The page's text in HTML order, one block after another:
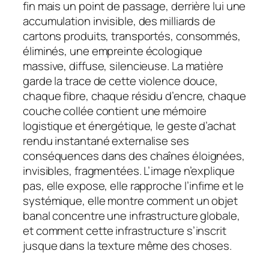
fin mais un point de passage, derrière lui une
accumulation invisible, des milliards de
cartons produits, transportés, consommés,
éliminés, une empreinte écologique
massive, diffuse, silencieuse. La matière
garde la trace de cette violence douce,
chaque fibre, chaque résidu d’encre, chaque
couche collée contient une mémoire
logistique et énergétique, le geste d’achat
rendu instantané externalise ses
conséquences dans des chaînes éloignées,
invisibles, fragmentées. L’image n’explique
pas, elle expose, elle rapproche l’infime et le
systémique, elle montre comment un objet
banal concentre une infrastructure globale,
et comment cette infrastructure s’inscrit
jusque dans la texture même des choses.